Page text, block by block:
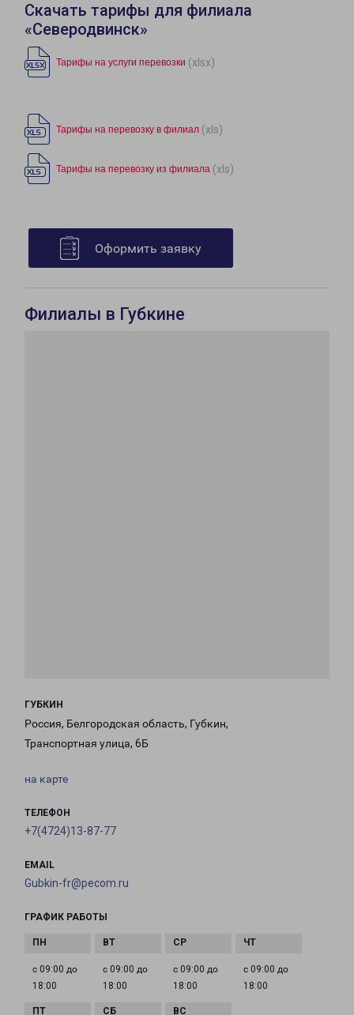
Скачать тарифы для филиала
«Северодвинск»
Тарифы на услуги перевозки (xlsx)
Тарифы на перевозку в филиал (xls)
Тарифы на перевозку из филиала (xls)
Оформить заявку
Филиалы в Губкине
ГУБКИН
Россия, Белгородская область, Губкин,
Транспортная улица, 6Б
на карте
ТЕЛЕФОН
+7(4724)13-87-77
EMAIL
Gubkin-fr@pecom.ru
ГРАФИК РАБОТЫ
с 09:00 до
18:00
с 09:00 до
18:00
с 09:00 до
18:00
с 09:00 до
18:00